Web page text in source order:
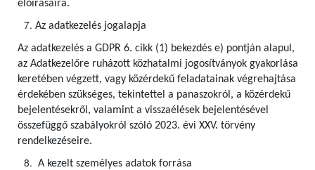
előírásaira.
Az adatkezelés jogalapja
Az adatkezelés a GDPR 6. cikk (1) bekezdés e) pontján alapul,
az Adatkezelőre ruházott közhatalmi jogosítványok gyakorlása
keretében végzett, vagy közérdekű feladatainak végrehajtása
érdekében szükséges, tekintettel a panaszokról, a közérdekű
bejelentésekről, valamint a visszaélések bejelentésével
összefüggő szabályokról szóló 2023. évi XXV. törvény
rendelkezéseire.
A kezelt személyes adatok forrása